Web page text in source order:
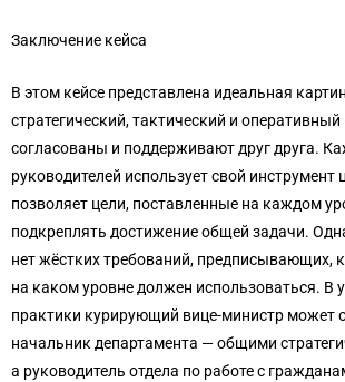
Заключение кейса
В этом кейсе представлена идеальная
стратегический, тактический и
согласованы и поддерживают друг друга.
руководителей использует свой инструмент
позволяет цели, поставленные на каждом
подкреплять достижение общей задачи.
нет жёстких требований, предписывающих,
на каком уровне должен использоваться. В
практики курирующий вице-министр может
начальник департамента — общими
а руководитель отдела по работе с